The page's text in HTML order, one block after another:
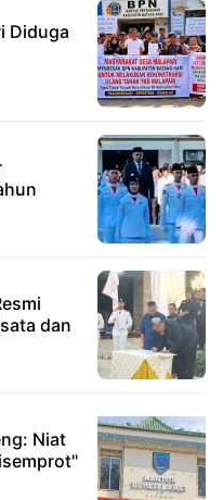
Diduga
dan
Niat